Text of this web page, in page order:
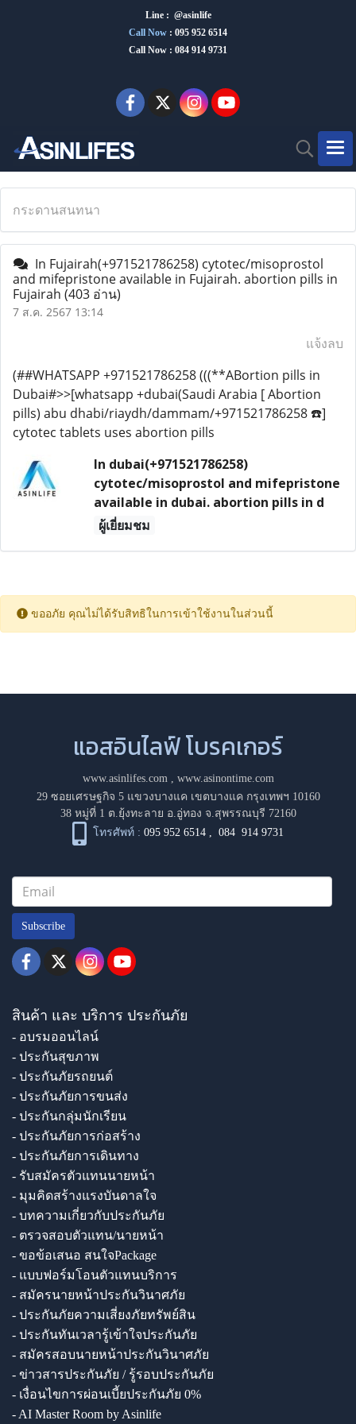
Line : @asinlife
Call Now : 095 952 6514
Call Now : 084 914 9731
กระดานสนทนา
In Fujairah(+971521786258) cytotec/misoprostol
and mifepristone available in Fujairah. abortion pills in
Fujairah (403 อ่าน)
7 ส.ค. 2567 13:14
แจ้งลบ
(##WHATSAPP +971521786258 (((**ABortion pills in
Dubai#>>[whatsapp +dubai(Saudi Arabia [ Abortion
pills) abu dhabi/riaydh/dammam/+971521786258 ☎️]
cytotec tablets uses abortion pills
In dubai(+971521786258)
cytotec/misoprostol and mifepristone
available in dubai. abortion pills in d
ผู้เยี่ยมชม
ขออภัย คุณไม่ได้รับสิทธิในการเข้าใช้งานในส่วนนี้
แอสอินไลฟ์ โบรคเกอร์
www.asinlifes.com, www.asinontime.com
29 ซอยเศรษฐกิจ 5 แขวงบางแค เขตบางแค กรุงเทพฯ 10160
38 หมู่ที่ 1 ต.ยุ้งทะลาย อ.อู่ทอง จ.สุพรรณบุรี 72160
โทรศัพท์ : 095 952 6514 ,084 914 9731
Subscribe
สินค้า และ บริการ ประกันภัย
- อบรมออนไลน์
- ประกันสุขภาพ
- ประกันภัยรถยนต์
- ประกันภัยการขนส่ง
- ประกันกลุ่มนักเรียน
- ประกันภัยการก่อสร้าง
- ประกันภัยการเดินทาง
- รับสมัครตัวแทนนายหน้า
- มุมคิดสร้างแรงบันดาลใจ
- บทความเกี่ยวกับประกันภัย
- ตรวจสอบตัวแทน/นายหน้า
- ขอข้อเสนอ สนใจPackage
- แบบฟอร์มโอนตัวแทนบริการ
- สมัครนายหน้าประกันวินาศภัย
- ประกันภัยความเสี่ยงภัยทรัพย์สิน
- ประกันทันเวลารู้เข้าใจประกันภัย
- สมัครสอบนายหน้าประกันวินาศภัย
- ข่าวสารประกันภัย / รู้รอบประกันภัย
- เงื่อนไขการผ่อนเบี้ยประกันภัย 0%
- AI Master Room by Asinlife